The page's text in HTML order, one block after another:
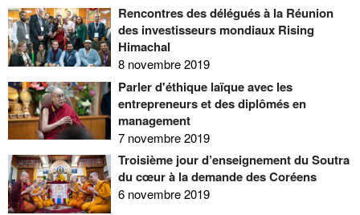
Rencontres des délégués à la Réunion
des investisseurs mondiaux Rising
Himachal
8 novembre 2019
Parler d'éthique laïque avec les
entrepreneurs et des diplômés en
management
7 novembre 2019
Troisième jour d’enseignement du Soutra
du cœur à la demande des Coréens
6 novembre 2019